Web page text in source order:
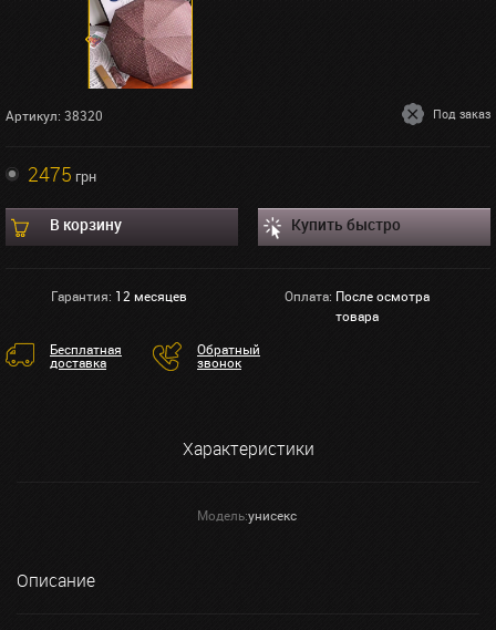
Артикул: 38320 Под заказ
2475 грн
В корзину Купить быстро
Гарантия: 12 месяцев Оплата: После осмотра
товара
Бесплатная
доставка
Обратный
звонок
Характеристики
Модель:унисекс
Описание